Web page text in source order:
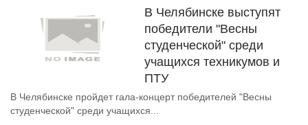
В Челябинске выступят
победители "Весны
студенческой" среди
учащихся техникумов и
ПТУ
В Челябинске пройдет гала-концерт победителей "Весны
студенческой" среди учащихся...